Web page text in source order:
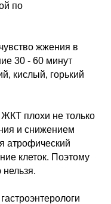
по
жжения в
30 - 60 минут
кислый, горький
плохи не только
и снижением
атрофический
клеток. Поэтому